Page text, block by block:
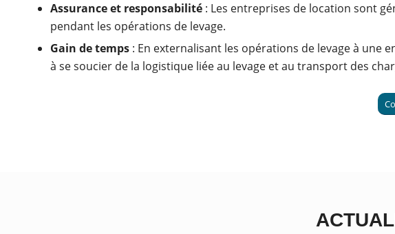
Assurance et responsabilité : Les entreprises de location sont
pendant les opérations de levage.
Gain de temps : En externalisant les opérations de levage à une
à se soucier de la logistique liée au levage et au transport des